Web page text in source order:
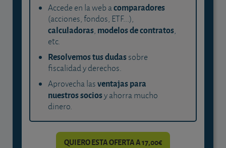
Accede en la web acomparadores
(acciones, fondos, ETF...),
calculadoras, modelos de contratos,
etc.
Resolvemos tus dudassobre
fiscalidad y derechos.
Aprovecha lasventajas para
nuestros sociosy ahorra mucho
dinero.
QUIERO ESTA OFERTA A 17,00€